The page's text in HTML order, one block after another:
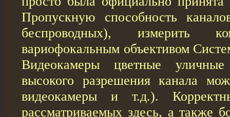
Пропускную способность
беспроводных), измерить
вариофокальным объективом
Видеокамеры цветные
высокого разрешения канала
видеокамеры и т.д.).
рассматриваемых здесь, а также